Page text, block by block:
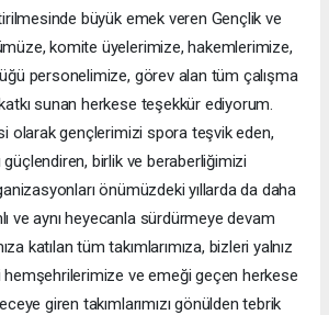
büyük emek veren Gençlik ve
komite üyelerimize, hakemlerimize,
personelimize, görev alan tüm çalışma
sunan herkese teşekkür ediyorum.
olarak gençlerimizi spora teşvik eden,
güçlendiren, birlik ve beraberliğimizi
önümüzdeki yıllarda da daha
ve aynı heyecanla sürdürmeye devam
katılan tüm takımlarımıza, bizleri yalnız
hemşehrilerimize ve emeği geçen herkese
giren takımlarımızı gönülden tebrik